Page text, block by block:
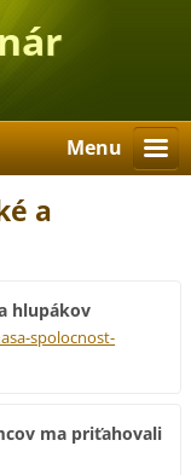
Menu
a
hlupákov
spolocnost-
ma priťahovali